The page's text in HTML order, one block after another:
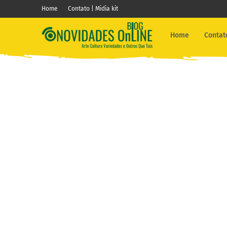
Home Contato | Midia kit
Home